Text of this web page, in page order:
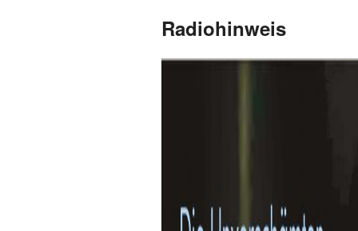
Radiohinweis